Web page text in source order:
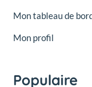
Mon tableau de
Mon profil
Populaire